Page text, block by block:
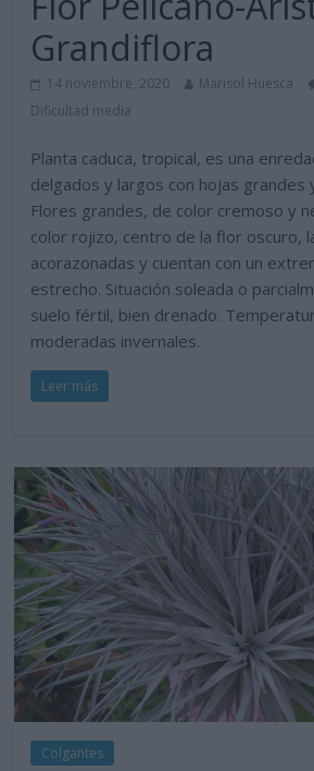
Grandiflora
14 noviembre, 2020 Marisol Huesca
Dificultad media
Planta caduca, tropical, es una
delgados y largos con hojas grandes
Flores grandes, de color cremoso y
color rojizo, centro de la flor oscuro,
acorazonadas y cuentan con un
estrecho. Situación soleada o
suelo fértil, bien drenado.
moderadas invernales.
Leer más
Colgantes